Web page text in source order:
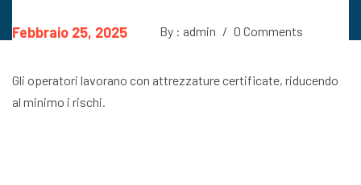
Febbraio 25, 2025 By : admin / 0 Comments
Gli operatori lavorano con attrezzature certificate, riducendo
al minimo i rischi.